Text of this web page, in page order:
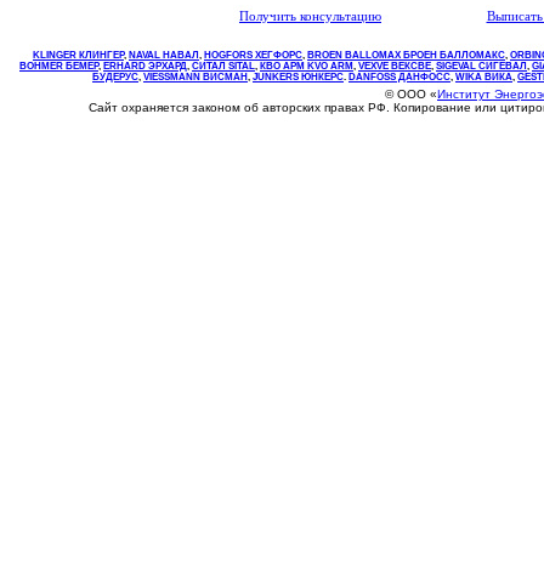
Получить консультацию
KLINGER КЛИНГЕР, NAVAL НАВАЛ , НOGFORS ХЕГФОРС, BROEN BALLOMAX БРОЕН БАЛЛОМАКС,
BOHMER БЕМЕР, ERHARD ЭРХАРД, СИТАЛ SITAL, КВО АРМ KVO ARM, VEXVE ВЕКСВЕ, SIGEVAL СИГЕВАЛ ,
БУДЕРУС, VIESSMANN ВИСМАН , JUNKERS ЮНКЕРС. DANFOSS ДАНФОСС, WIKA ВИКА,
© ООО «Институт
Сайт охраняется законом об авторских правах РФ. Копирование или